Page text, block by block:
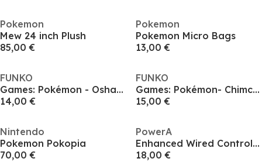
Pokemon
Mew 24 inch Plush
85,00 €
Pokemon
Pokemon Micro Bags
13,00 €
FUNKO
Games: Pokémon - Oshawott
14,00 €
FUNKO
Games: Pokémon- Chimchar(EMEA)
15,00 €
Nintendo
Pokemon Pokopia
70,00 €
PowerA
Enhanced Wired Controller for Nintendo Switch - Pokémon: Sweet Friends
18,00 €